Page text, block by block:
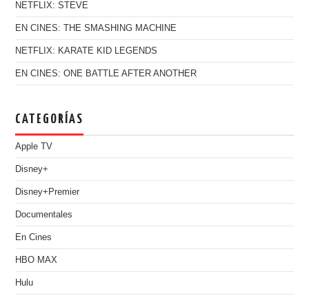
NETFLIX: STEVE
EN CINES: THE SMASHING MACHINE
NETFLIX: KARATE KID LEGENDS
EN CINES: ONE BATTLE AFTER ANOTHER
CATEGORÍAS
Apple TV
Disney+
Disney+Premier
Documentales
En Cines
HBO MAX
Hulu